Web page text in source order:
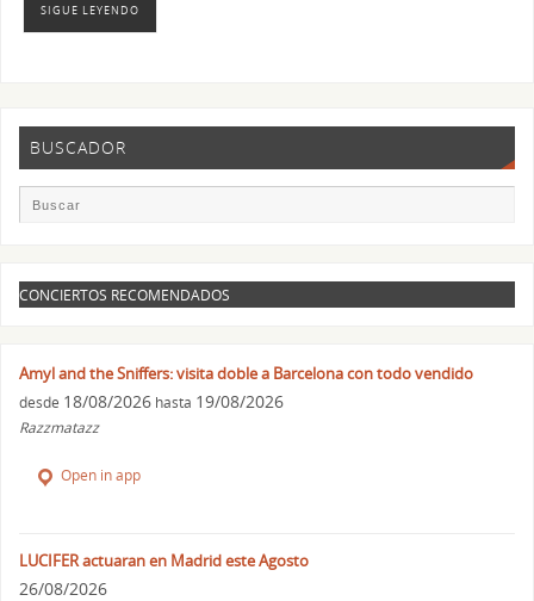
SIGUE LEYENDO
BUSCADOR
CONCIERTOS RECOMENDADOS
Amyl and the Sniffers: visita doble a Barcelona con todo vendido
desde 18/08/2026 hasta 19/08/2026
Razzmatazz
Open in app
LUCIFER actuaran en Madrid este Agosto
26/08/2026